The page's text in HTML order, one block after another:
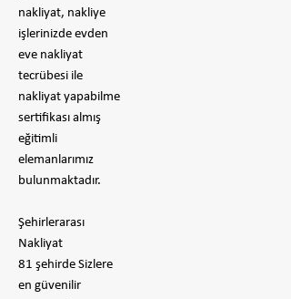
nakliyat, nakliye
işlerinizde evden
eve nakliyat
tecrübesi ile
nakliyat yapabilme
sertifikası almış
eğitimli
elemanlarımız
bulunmaktadır.
Şehirlerarası
Nakliyat
81 şehirde Sizlere
en güvenilir